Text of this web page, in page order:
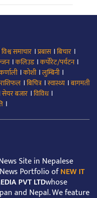
विश्व समाचार ।प्रबास।बिचार ।
।कलिउड।कर्पोरेट/पर्यटन।
।कोशी।लुम्बिनी।
राशिफल ।बिचित्र।स्वास्थ्य ।बागमती
सेयर बजार ।विविध।
।
Site in Nepalese
Portfolio ofNEW IT
PVT LTDwhose
and Nepal. We feature